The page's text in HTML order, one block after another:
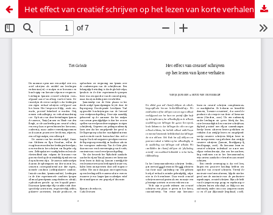
Het effect van creatief schrijven op het lezen van korte verhalen